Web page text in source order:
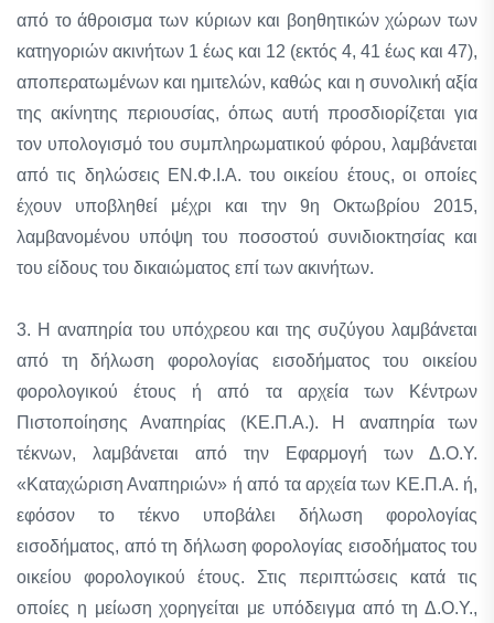
από το άθροισμα των κύριων και βοηθητικών χώρων των
κατηγοριών ακινήτων 1 έως και 12 (εκτός 4, 41 έως και 47),
αποπερατωμένων και ημιτελών, καθώς και η συνολική αξία
της ακίνητης περιουσίας, όπως αυτή προσδιορίζεται για
τον υπολογισμό του συμπληρωματικού φόρου, λαμβάνεται
από τις δηλώσεις ΕΝ.Φ.Ι.Α. του οικείου έτους, οι οποίες
έχουν υποβληθεί μέχρι και την 9η Οκτωβρίου 2015,
λαμβανομένου υπόψη του ποσοστού συνιδιοκτησίας και
του είδους του δικαιώματος επί των ακινήτων.
3. Η αναπηρία του υπόχρεου και της συζύγου λαμβάνεται
από τη δήλωση φορολογίας εισοδήματος του οικείου
φορολογικού έτους ή από τα αρχεία των Κέντρων
Πιστοποίησης Αναπηρίας (ΚΕ.Π.Α.). Η αναπηρία των
τέκνων, λαμβάνεται από την Εφαρμογή των Δ.Ο.Υ.
«Καταχώριση Αναπηριών» ή από τα αρχεία των ΚΕ.Π.Α. ή,
εφόσον το τέκνο υποβάλει δήλωση φορολογίας
εισοδήματος, από τη δήλωση φορολογίας εισοδήματος του
οικείου φορολογικού έτους. Στις περιπτώσεις κατά τις
οποίες η μείωση χορηγείται με υπόδειγμα από τη Δ.Ο.Υ.,